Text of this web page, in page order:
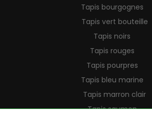
Tapis bourgognes
Tapis vert bouteille
Tapis noirs
Tapis rouges
Tapis pourpres
Tapis bleu marine
Tapis marron clair
Tapis saumon